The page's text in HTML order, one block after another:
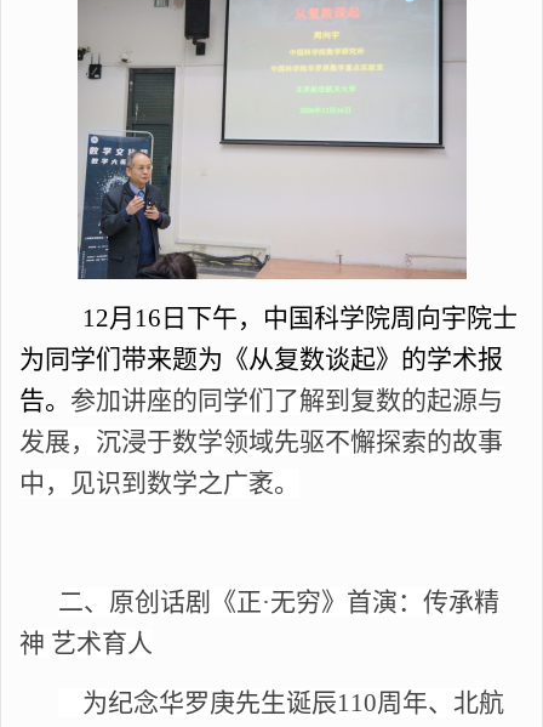
12月16日下午，中国科学院周向宇院士
为同学们带来题为《从复数谈起》的学术报
告。 参加讲座的同学们了解到复数的起源与
发展，沉浸于数学领域先驱不懈探索的故事
中，见识到数学之广袤。
二、原创话剧《正·无穷》首演：传承精
神 艺术育人
为纪念华罗庚先生诞辰110周年、北航